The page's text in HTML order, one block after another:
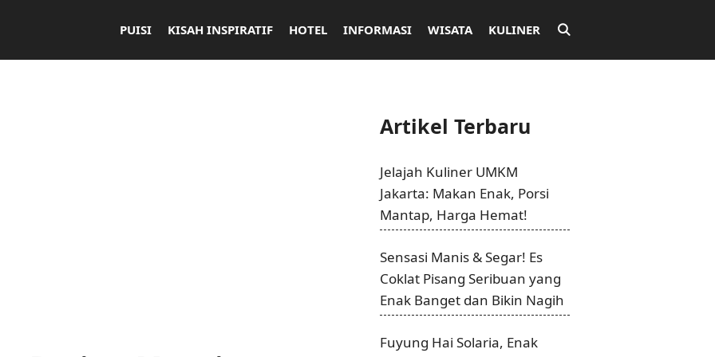
PUISI KISAH INSPIRATIF HOTEL INFORMASI WISATA KULINER
Artikel Terbaru
Jelajah Kuliner UMKM
Jakarta: Makan Enak, Porsi
Mantap, Harga Hemat!
Sensasi Manis & Segar! Es
Coklat Pisang Seribuan yang
Enak Banget dan Bikin Nagih
Fuyung Hai Solaria, Enak